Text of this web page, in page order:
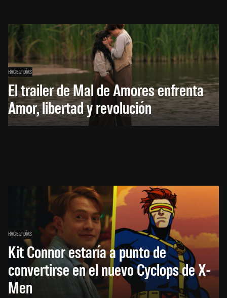
HACE 2 DÍAS
El trailer de Mal de Amores enfrenta
Amor, libertad y revolución
HACE 2 DÍAS
Kit Connor estaría a punto de
convertirse en el nuevo Cyclops de X-
Men